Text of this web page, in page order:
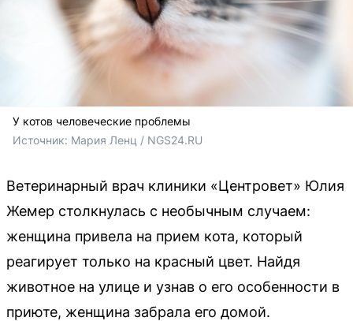
У котов человеческие проблемы
Источник: Мария Ленц / NGS24.RU
Ветеринарный врач клиники «Центровет» Юлия
Жемер столкнулась с необычным случаем:
женщина привела на прием кота, который
реагирует только на красный цвет. Найдя
животное на улице и узнав о его особенности в
приюте, женщина забрала его домой.